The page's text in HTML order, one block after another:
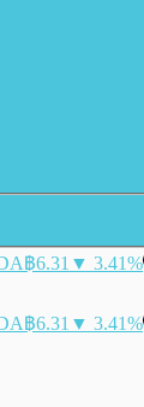
฿6.31 ▼ 3.41%
฿6.31 ▼ 3.41%